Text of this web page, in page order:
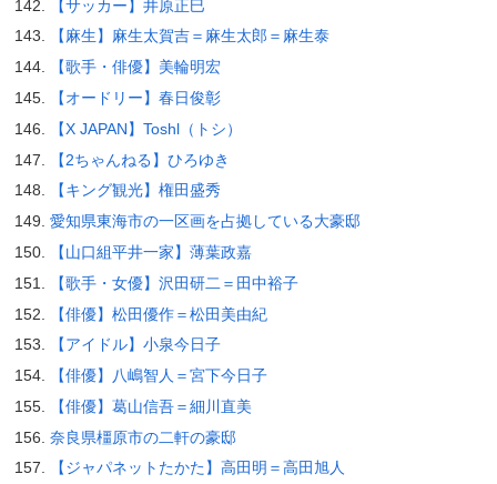
【サッカー】井原正巳
【麻生】麻生太賀吉＝麻生太郎＝麻生泰
【歌手・俳優】美輪明宏
【オードリー】春日俊彰
【X JAPAN】Toshl（トシ）
【2ちゃんねる】ひろゆき
【キング観光】権田盛秀
愛知県東海市の一区画を占拠している大豪邸
【山口組平井一家】薄葉政嘉
【歌手・女優】沢田研二＝田中裕子
【俳優】松田優作＝松田美由紀
【アイドル】小泉今日子
【俳優】八嶋智人＝宮下今日子
【俳優】葛山信吾＝細川直美
奈良県橿原市の二軒の豪邸
【ジャパネットたかた】高田明＝高田旭人